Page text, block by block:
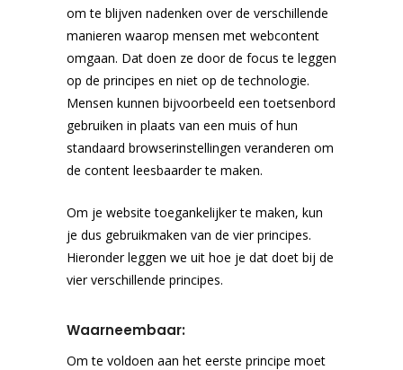
om te blijven nadenken over de verschillende
manieren waarop mensen met webcontent
omgaan. Dat doen ze door de focus te leggen
op de principes en niet op de technologie.
Mensen kunnen bijvoorbeeld een toetsenbord
gebruiken in plaats van een muis of hun
standaard browserinstellingen veranderen om
de content leesbaarder te maken.
Om je website toegankelijker te maken, kun
je dus gebruikmaken van de vier principes.
Hieronder leggen we uit hoe je dat doet bij de
vier verschillende principes.
Waarneembaar:
Om te voldoen aan het eerste principe moet